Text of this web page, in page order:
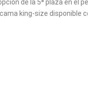
de la 5ª plaza en el
king-size disponible